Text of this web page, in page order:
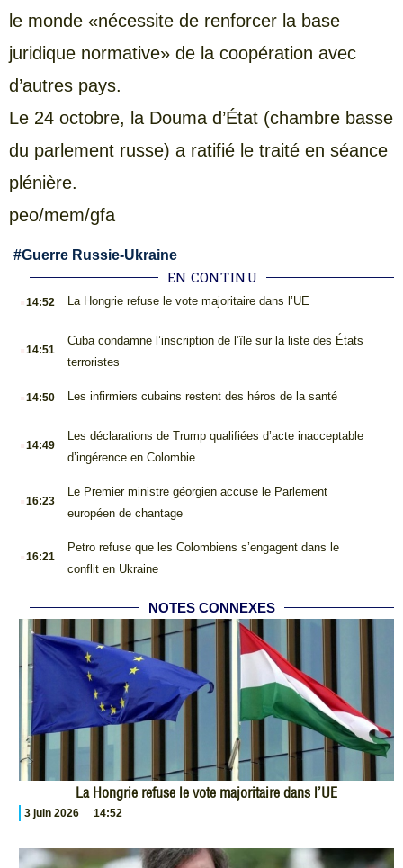
le monde «nécessite de renforcer la base
juridique normative» de la coopération avec
d’autres pays.
Le 24 octobre, la Douma d’État (chambre basse
du parlement russe) a ratifié le traité en séance
plénière.
peo/mem/gfa
#Guerre Russie-Ukraine
EN CONTINU
14:52 La Hongrie refuse le vote majoritaire dans l’UE
14:51
Cuba condamne l’inscription de l’île sur la liste des États
terroristes
14:50 Les infirmiers cubains restent des héros de la santé
14:49
Les déclarations de Trump qualifiées d’acte inacceptable
d’ingérence en Colombie
16:23
Le Premier ministre géorgien accuse le Parlement
européen de chantage
16:21
Petro refuse que les Colombiens s’engagent dans le
conflit en Ukraine
NOTES CONNEXES
La Hongrie refuse le vote majoritaire dans l’UE
3 juin 2026 14:52